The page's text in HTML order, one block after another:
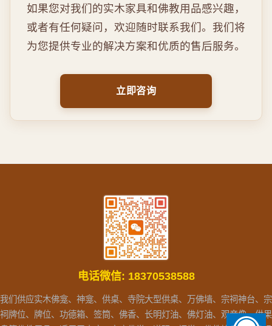
如果您对我们的实木家具和佛教用品感兴趣，
或者有任何疑问，欢迎随时联系我们。我们将
为您提供专业的解决方案和优质的售后服务。
立即咨询
电话微信: 18370538588
我们供应实木佛龛、神龛、供桌、寺院大型供桌、万佛墙、宗祠神台、宗
祠牌位、牌位、功德箱、签筒、佛香、长明灯油、佛灯油、观音像、供果